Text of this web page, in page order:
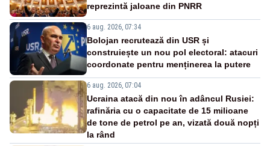
reprezintă jaloane din PNRR
6 aug. 2026, 07:34
Bolojan recrutează din USR și
construiește un nou pol electoral: atacuri
coordonate pentru menținerea la putere
6 aug. 2026, 07:04
Ucraina atacă din nou în adâncul Rusiei:
rafinăria cu o capacitate de 15 milioane
de tone de petrol pe an, vizată două nopți
la rând